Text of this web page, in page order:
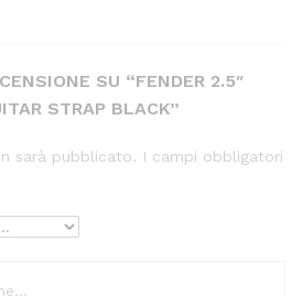
SU “FENDER 2.5″
STRAP BLACK”
sarà pubblicato. I campi obbligatori